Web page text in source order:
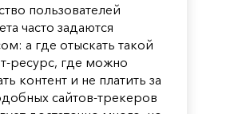
пользователей
часто задаются
а где отыскать такой
ресурс, где можно
контент и не платить за
сайтов-трекеров